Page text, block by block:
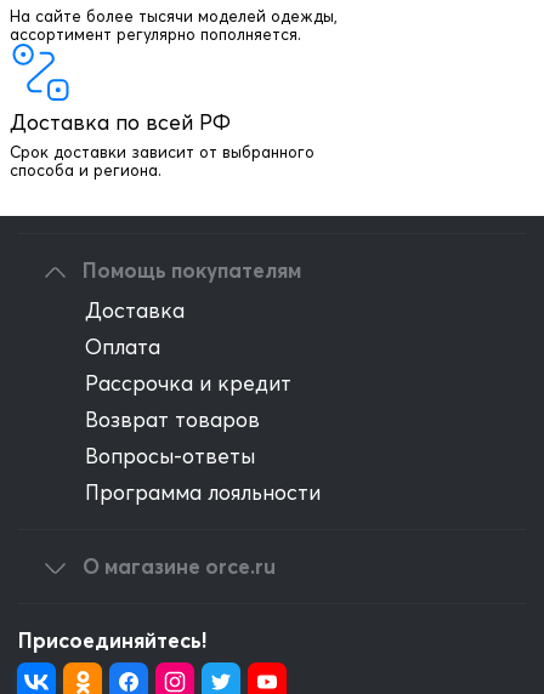
На сайте более тысячи моделей одежды,
ассортимент регулярно пополняется.
Доставка по всей РФ
Срок доставки зависит от выбранного
способа и региона.
+7 903 003 03 79
Написать директору
Помощь покупателям
Доставка
Оплата
Рассрочка и кредит
Возврат товаров
Вопросы-ответы
Программа лояльности
О магазине orce.ru
Присоединяйтесь!